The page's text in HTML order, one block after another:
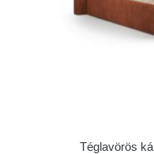
Téglavörös